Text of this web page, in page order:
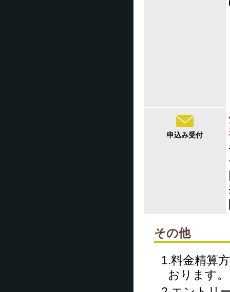
申込み受付
その他
1.料金精算
おります。